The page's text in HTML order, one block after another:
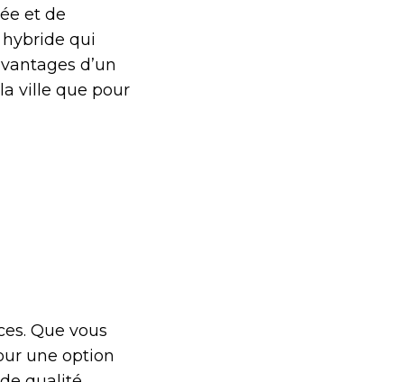
et de
qui
d’un
ville que pour
Que vous
une option